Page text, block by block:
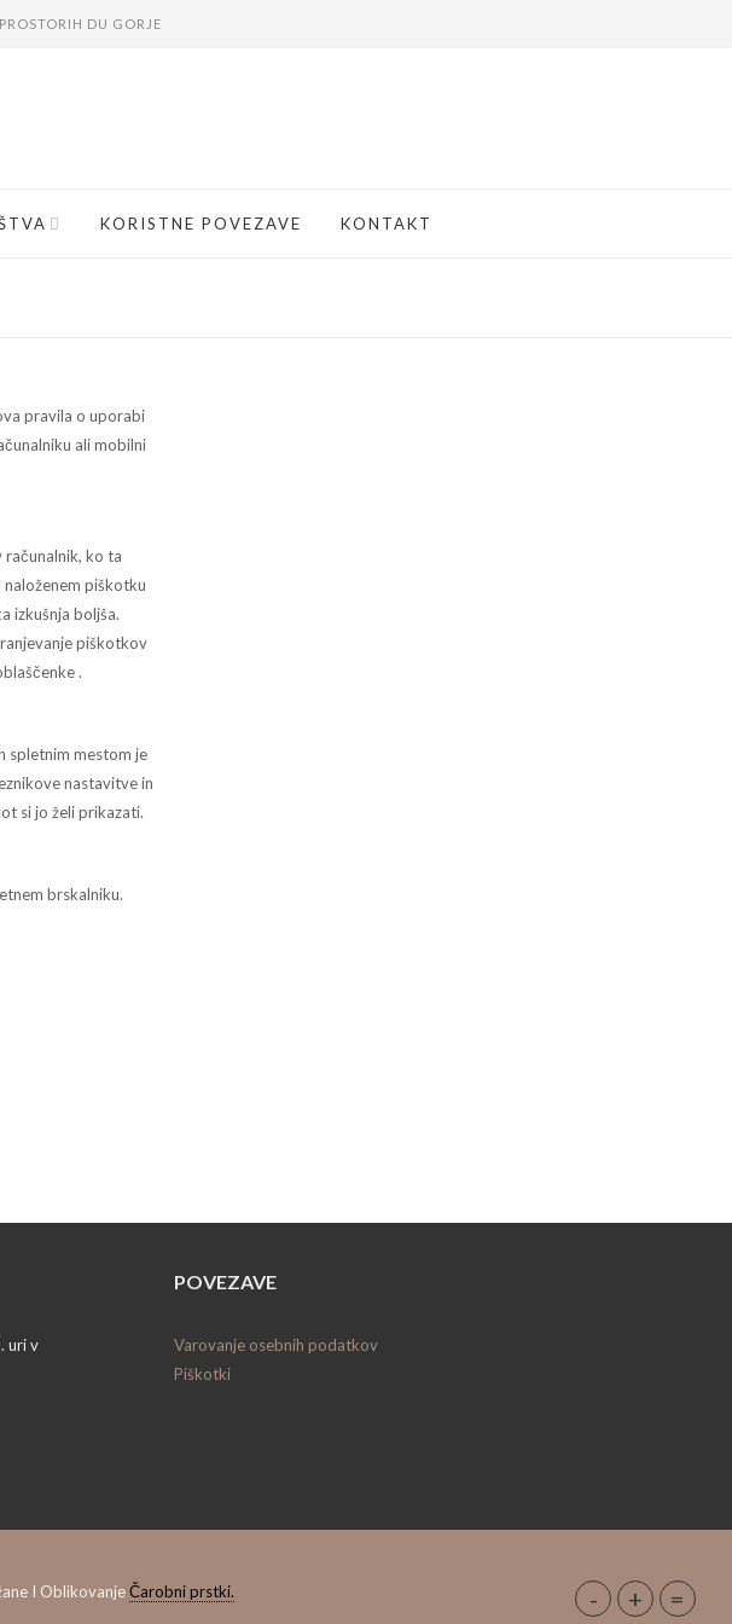
DU GORJE
KORISTNE POVEZAVE KONTAKT
pravila o uporabi
ali mobilni
ko ta
piškotku
izkušnja boljša.
piškotkov
.
spletnim mestom je
nastavitve in
si jo želi prikazati.
brskalniku.
uri v
POVEZAVE
Varovanje osebnih podatkov
Piškotki
I OblikovanjeČarobni prstki. - + =